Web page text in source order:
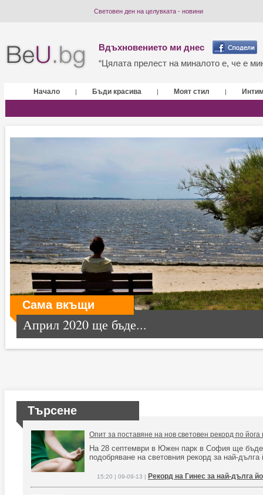
Световен ден на целувката - новини
Вдъхновението ми днес
“Цялата прелест на миналото е, че е
Начало | Бъди красива | Моят стил |
Сама вкъщи
Април 2020 ще бъде...
Търсене
Опит за поставяне на нов световен рекорд по
На 28 септември в Южен парк в София ще бъде
подобряване на световния рекорд за най-дълга
15:20 | 09-09-13 | Рекорд на Гинес за най-дълга